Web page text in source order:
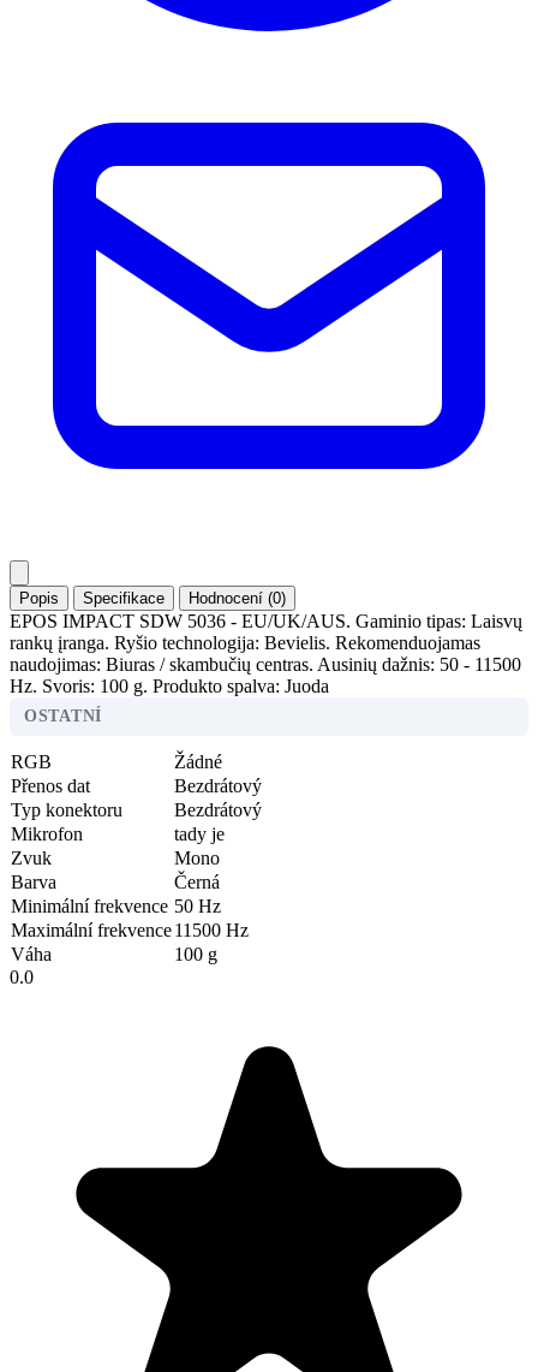
Popis Specifikace Hodnocení (0)
EPOS IMPACT SDW 5036 - EU/UK/AUS. Gaminio tipas: Laisvų
rankų įranga. Ryšio technologija: Bevielis. Rekomenduojamas
naudojimas: Biuras / skambučių centras. Ausinių dažnis: 50 - 11500
Hz. Svoris: 100 g. Produkto spalva: Juoda
OSTATNÍ
RGB
Žádné
Přenos dat
Bezdrátový
Typ konektoru
Bezdrátový
Mikrofon
tady je
Zvuk
Mono
Barva
Černá
Minimální frekvence 50 Hz
Maximální frekvence11500 Hz
Váha
100 g
0.0